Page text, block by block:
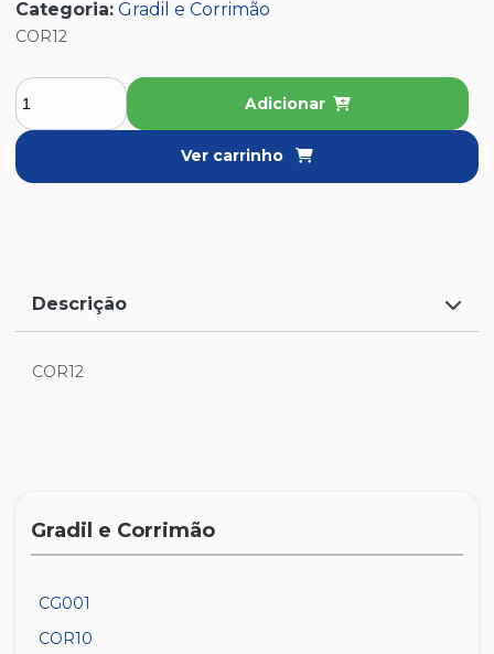
Categoria: Gradil e Corrimão
COR12
Adicionar
Ver carrinho
Descrição
COR12
Gradil e Corrimão
CG001
COR10